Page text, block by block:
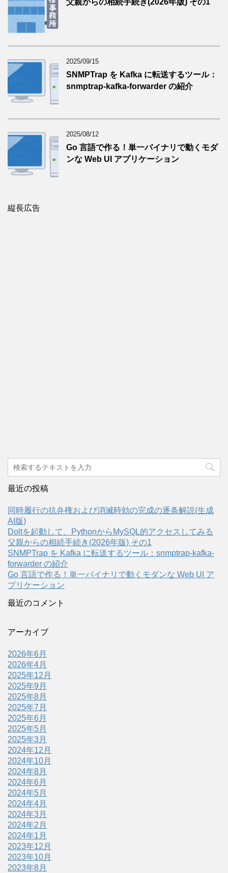
父親からの相続手続き(2026年版) その1
2025/09/15
SNMPTrap を Kafka に転送するツール：
snmptrap-kafka-forwarder の紹介
2025/08/12
Go 言語で作る！単一バイナリで動くモダ
ンな Web UI アプリケーション
縦長広告
最近の投稿
同時履行の抗弁権および消滅時効の完成の逐条解説(生成
AI版)
Doltを起動して、PythonからMySQL的アクセスしてみる
父親からの相続手続き(2026年版) その1
SNMPTrap を Kafka に転送するツール：snmptrap-kafka-
forwarder の紹介
Go 言語で作る！単一バイナリで動くモダンな Web UI ア
プリケーション
最近のコメント
アーカイブ
2026年6月
2026年4月
2025年12月
2025年9月
2025年8月
2025年7月
2025年6月
2025年5月
2025年3月
2024年12月
2024年10月
2024年8月
2024年6月
2024年5月
2024年4月
2024年3月
2024年2月
2024年1月
2023年12月
2023年10月
2023年8月